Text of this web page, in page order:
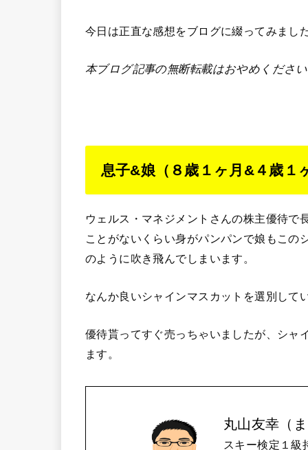
今日は正直な感想をブログに綴ってみまし
本ブログ記事の無断転載はおやめください
息子&娘（８歳１ヶ月&４歳１
ウェルス・マネジメントさんの株主優待で
ことがないくらい身がパンパンで娘もこの
のように吹き飛んでしまいます。
なんか良いシャインマスカットを選別して
優待貰ってすぐ売っちゃいましたが、シャ
ます。
丸山友幸（
スキー検定１級